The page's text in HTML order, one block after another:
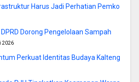
Harus Jadi Perhatian Pemko
Dorong Pengelolaan Sampah
2026
Perkuat Identitas Budaya Kalteng